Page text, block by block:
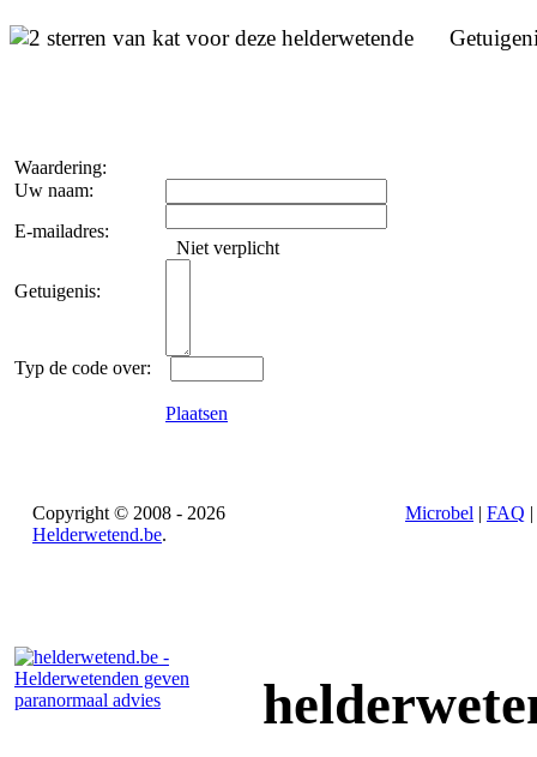
Waardering:
Uw naam:
E-mailadres:
Niet verplicht
Getuigenis:
Typ de code over:
Plaatsen
Copyright © 2008 - 2026
Helderwetend.be.
Microbel | FAQ |